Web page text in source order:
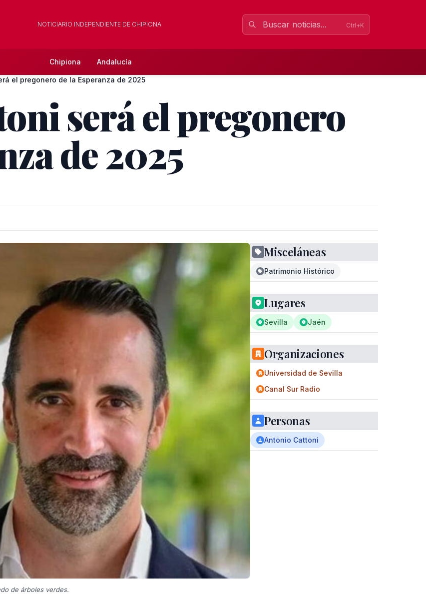
NOTICIARIO INDEPENDIENTE DE CHIPIONA Ctrl+K
Chipiona Andalucía
el pregonero de la Esperanza de 2025
será el pregonero
de 2025
de árboles verdes.
Misceláneas
Patrimonio Histórico
Lugares
Sevilla Jaén
Organizaciones
Universidad de Sevilla
Canal Sur Radio
Personas
Antonio Cattoni